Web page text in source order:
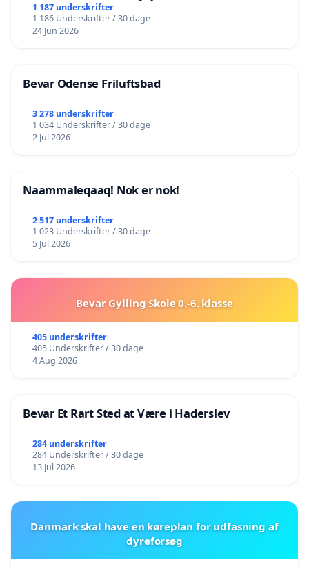
lokalområde i balance
1 187 underskrifter
1 186 Underskrifter / 30 dage
24 Jun 2026
Bevar Odense Friluftsbad
3 278 underskrifter
1 034 Underskrifter / 30 dage
2 Jul 2026
Naammaleqaaq! Nok er nok!
2 517 underskrifter
1 023 Underskrifter / 30 dage
5 Jul 2026
Bevar Gylling Skole 0.-6. klasse
405 underskrifter
405 Underskrifter / 30 dage
4 Aug 2026
Bevar Et Rart Sted at Være i Haderslev
284 underskrifter
284 Underskrifter / 30 dage
13 Jul 2026
Danmark skal have en køreplan for udfasning af
dyreforsøg